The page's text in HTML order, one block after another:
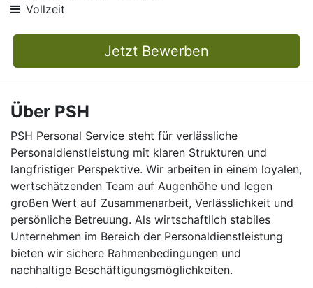
Vollzeit
Jetzt Bewerben
Über PSH
PSH Personal Service steht für verlässliche
Personaldienstleistung mit klaren Strukturen und
langfristiger Perspektive. Wir arbeiten in einem loyalen,
wertschätzenden Team auf Augenhöhe und legen
großen Wert auf Zusammenarbeit, Verlässlichkeit und
persönliche Betreuung. Als wirtschaftlich stabiles
Unternehmen im Bereich der Personaldienstleistung
bieten wir sichere Rahmenbedingungen und
nachhaltige Beschäftigungsmöglichkeiten.